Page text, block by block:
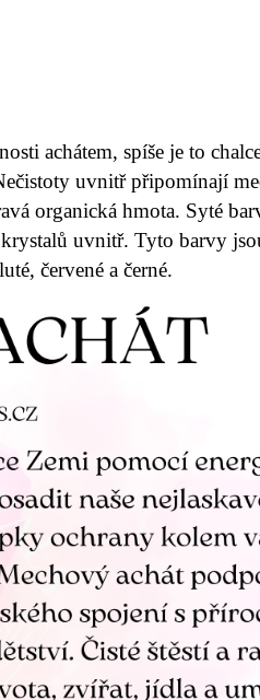
achátem, spíše je to
uvnitř připomínají
organická hmota. Syté
uvnitř. Tyto barvy
červené a černé.